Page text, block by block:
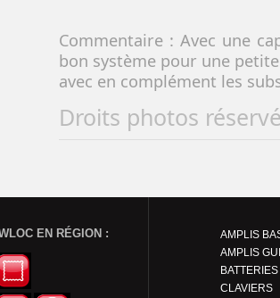
Commentaire : Avec une
bon système pour une
avec en complément les
Droits photos
EN RÉGION :
AMPLIS
AMPLIS
BATTERIES
CLAVIERS